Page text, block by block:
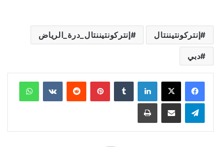
إنتركونتيننتال إنتركونتيننتال_درة_الرياض
دبي
لينكدإن بينتيريست